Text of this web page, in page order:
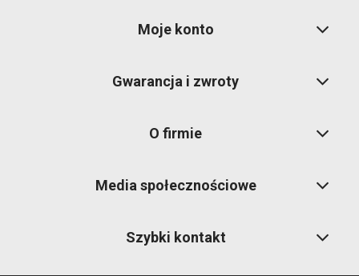
Moje konto
Gwarancja i zwroty
O firmie
Media społecznościowe
Szybki kontakt